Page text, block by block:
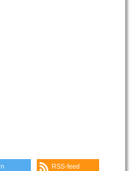
RSS-feed